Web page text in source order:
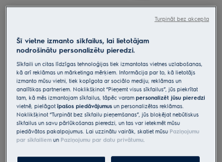
EVRB1
Vacuum sealer sous vide bags Fit
to: Vacuum Pump (EVFK1, EVFK1+,
EVSK1)Create Vacuum Sealer
w,adaptorExplore Vacuum Sealer
w,adaptor
5 (1)
Šī vietne izmanto sīkfailus, lai lietotājam
nodrošinātu personalizētu pieredzi.
Sīkfaili un citas līdzīgas tehnoloģijas tiek izmantotas vietnes uzlabošanas,
kā arī reklāmas un mārketinga mērķiem. Informācija par to, kā lietotājs
izmanto mūsu vietni, tiek kopīgota ar sociālo mediju, reklāmas un
analītikas partneriem. Noklikšķinot “Pieņemt visus sīkfailus”, jūs piekrītat
tam, kā mēs izmantojam sīkfailus, tāpēc varampersonalizēt jūsu pieredzi
vietnē, pielāgotīpašos piedāvājumus un personalizētas reklāmas.
Noklikšķinot “Turpināt bez sīkfailu pieņemšanas”, jūs bloķējat nebūtiskus
sīkfailus un savu pārlūkošanas pieredzi, un tas var ietekmēt mūsu
piedāvātos pakalpojumus. Lai uzzinātu vairāk, skatiet mūsu Paziņojumu
par sīkfailiem un Paziņojumu par datu privātumu.
Turpināt bez akcepta